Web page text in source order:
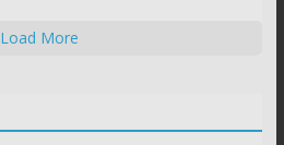
Load More